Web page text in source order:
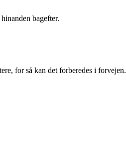
bagefter.
for så kan det forberedes i forvejen.